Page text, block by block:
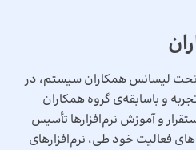
لیسانس همکاران سیستم، در
و باسابقه‌‌ی گروه همکاران
و آموزش نرم‌افزارها تأسیس
فعالیت خود طی، نرم‌افزارهای